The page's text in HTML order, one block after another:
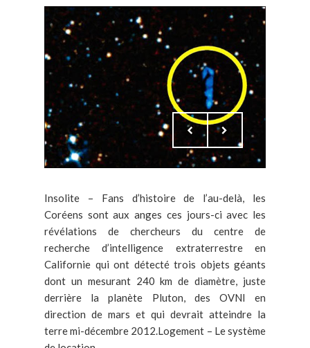
Insolite – Fans d’histoire de l’au-delà, les
Coréens sont aux anges ces jours-ci avec les
révélations de chercheurs du centre de
recherche d’intelligence extraterrestre en
Californie qui ont détecté trois objets géants
dont un mesurant 240 km de diamètre, juste
derrière la planète Pluton, des OVNI en
direction de mars et qui devrait atteindre la
terre mi-décembre 2012.Logement – Le système